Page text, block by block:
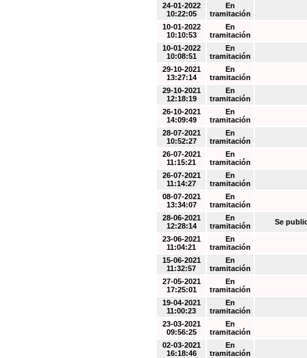
24-01-2022
10:22:05
En
tramitación
10-01-2022
10:10:53
En
tramitación
10-01-2022
10:08:51
En
tramitación
29-10-2021
13:27:14
En
tramitación
29-10-2021
12:18:19
En
tramitación
26-10-2021
14:09:49
En
tramitación
28-07-2021
10:52:27
En
tramitación
26-07-2021
11:15:21
En
tramitación
26-07-2021
11:14:27
En
tramitación
08-07-2021
13:34:07
En
tramitación
28-06-2021
12:28:14
En
tramitación
Se
23-06-2021
11:04:21
En
tramitación
15-06-2021
11:32:57
En
tramitación
27-05-2021
17:25:01
En
tramitación
19-04-2021
11:00:23
En
tramitación
23-03-2021
09:56:25
En
tramitación
02-03-2021
16:18:46
En
tramitación